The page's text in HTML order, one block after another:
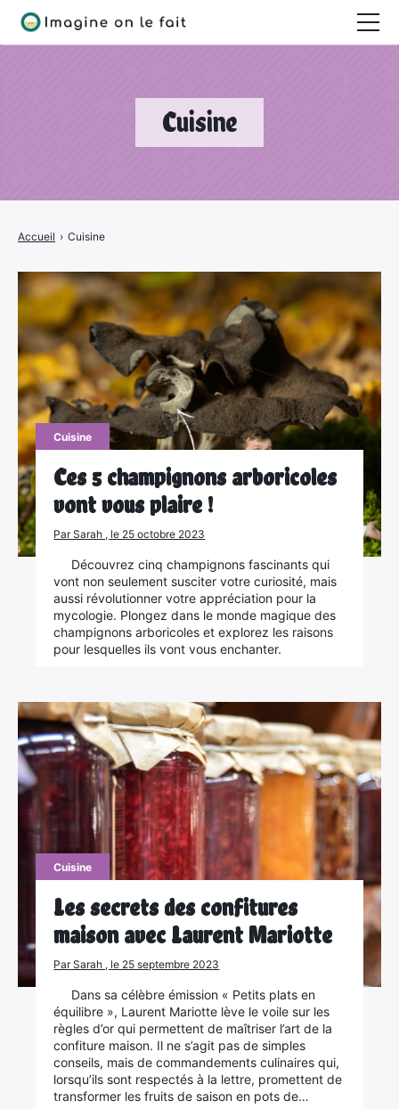
Cuisine
Accueil › Cuisine
Cuisine
Ces 5 champignons arboricoles
vont vous plaire !
Par Sarah , le 25 octobre 2023
Découvrez cinq champignons fascinants qui
vont non seulement susciter votre curiosité, mais
aussi révolutionner votre appréciation pour la
mycologie. Plongez dans le monde magique des
champignons arboricoles et explorez les raisons
pour lesquelles ils vont vous enchanter.
Cuisine
Les secrets des confitures
maison avec Laurent Mariotte
Par Sarah , le 25 septembre 2023
Dans sa célèbre émission « Petits plats en
équilibre », Laurent Mariotte lève le voile sur les
règles d’or qui permettent de maîtriser l’art de la
confiture maison. Il ne s’agit pas de simples
conseils, mais de commandements culinaires qui,
lorsqu’ils sont respectés à la lettre, promettent de
transformer les fruits de saison en pots de…